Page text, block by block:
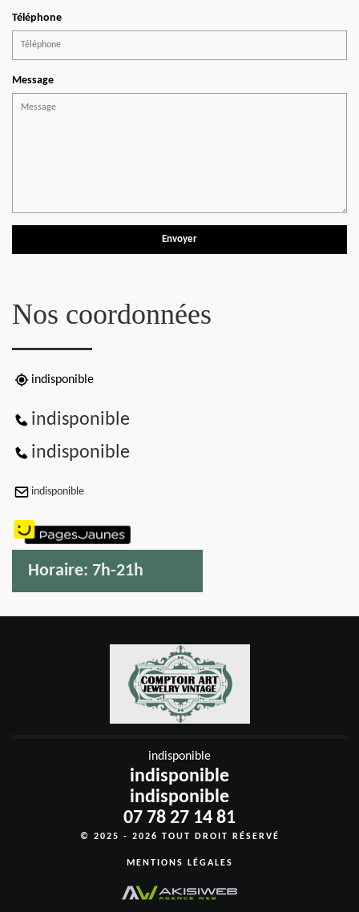
Téléphone
Message
Nos coordonnées
indisponible
indisponible
indisponible
indisponible
Horaire: 7h-21h
indisponible
indisponible
indisponible
07 78 27 14 81
© 2025 - 2026 TOUT DROIT RÉSERVÉ
MENTIONS LÉGALES